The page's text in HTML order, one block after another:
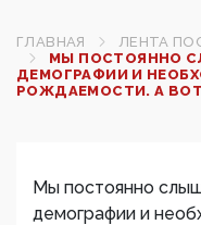
ГЛАВНАЯ
ЛЕНТА
МЫ ПОСТОЯННО
ДЕМОГРАФИИ И
РОЖДАЕМОСТИ. А
Мы постоянно
демографии и